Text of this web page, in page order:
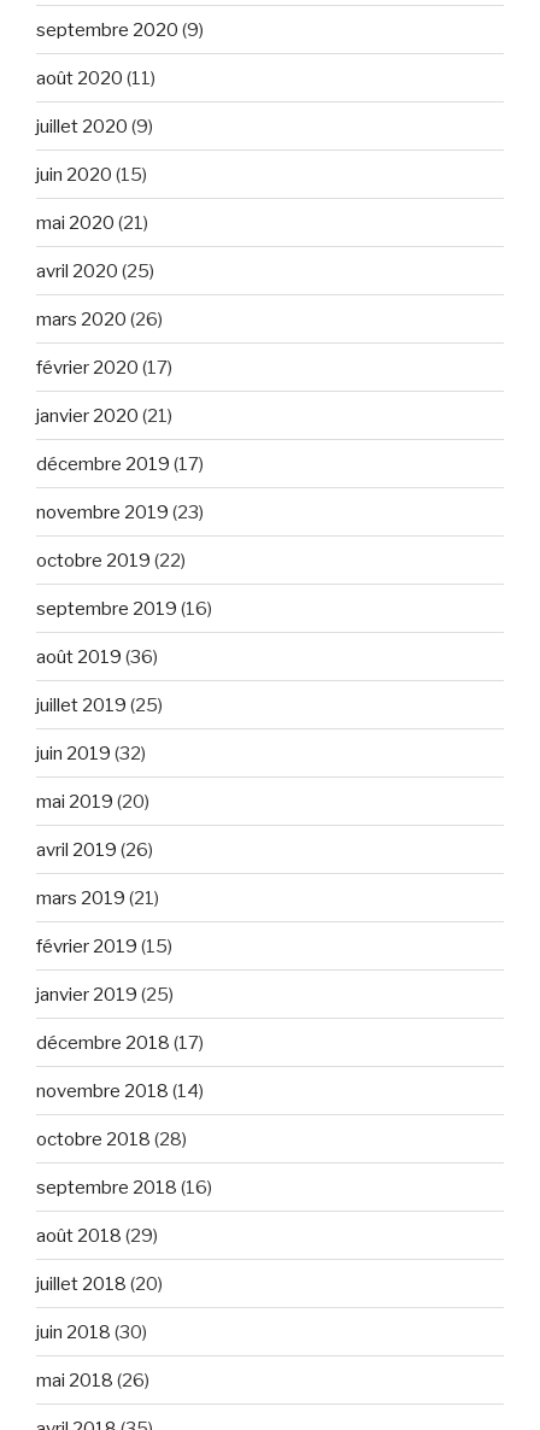
septembre 2020 (9)
août 2020 (11)
juillet 2020 (9)
juin 2020 (15)
mai 2020 (21)
avril 2020 (25)
mars 2020 (26)
février 2020 (17)
janvier 2020 (21)
décembre 2019 (17)
novembre 2019 (23)
octobre 2019 (22)
septembre 2019 (16)
août 2019 (36)
juillet 2019 (25)
juin 2019 (32)
mai 2019 (20)
avril 2019 (26)
mars 2019 (21)
février 2019 (15)
janvier 2019 (25)
décembre 2018 (17)
novembre 2018 (14)
octobre 2018 (28)
septembre 2018 (16)
août 2018 (29)
juillet 2018 (20)
juin 2018 (30)
mai 2018 (26)